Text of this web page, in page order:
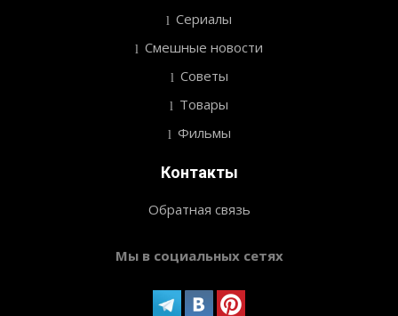
Сериалы
Смешные новости
Советы
Товары
Фильмы
Контакты
Обратная связь
Мы в социальных сетях